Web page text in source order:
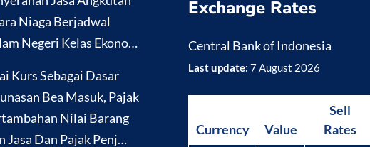
Niaga Berjadwal
Negeri Kelas Ekono…
Kurs Sebagai Dasar
Bea Masuk, Pajak
Nilai Barang
Jasa Dan Pajak Penj…
Exchange Rates
Central Bank of Indonesia
Last update: 7 August 2026
Currency Value
Sell
Rates